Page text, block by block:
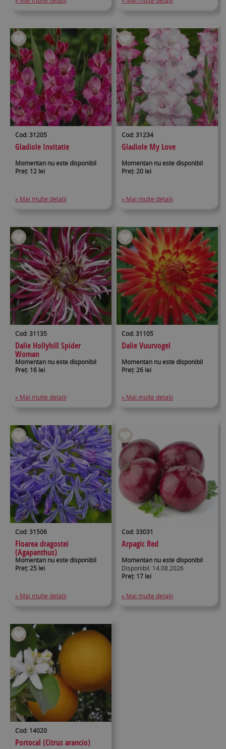
Cod: 31205
Gladiole Invitatie
Momentan nu este disponibil
Preț: 12 lei
» Mai multe detalii
Cod: 31234
Gladiole My Love
Momentan nu este disponibil
Preț: 20 lei
» Mai multe detalii
Cod: 31135
Dalie Hollyhill Spider
Woman
Momentan nu este disponibil
Preț: 16 lei
» Mai multe detalii
Cod: 31105
Dalie Vuurvogel
Momentan nu este disponibil
Preț: 26 lei
» Mai multe detalii
Cod: 31506
Floarea dragostei
(Agapanthus)
Momentan nu este disponibil
Preț: 25 lei
» Mai multe detalii
Cod: 33031
Arpagic Red
Momentan nu este disponibil
Disponibil: 14.08.2026
Preț: 17 lei
» Mai multe detalii
Cod: 14020
Portocal (Citrus arancio)